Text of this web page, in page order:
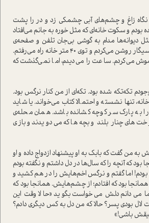
نگاه زاغ و چشم‌های آبی چشمکی زد و در را پشت
و سکوت خانه‌ای که مثل خوره به جانم می‌افتاد
دیوانه‌ها مدام به گوشی بی‌جان تلفن و صفحه‌ی
موبایل نگاه می‌کردم. هی سیگار روشن می‌کردم و توی 40 متر خانه راه می‌رفتم.
می‌کردم. ساعت را می‌دیدم، اما نمی‌گذشت که
وجودم تکه‌تکه شده بود. تکه‌ای از من کنار نرگس بود.
تنها نشسته و احتمالا کتاب می‌خواند. یا شاید
را به پارک سر کوچه کشانده باشد. همان محله‌ی
چنار بلند و بچه‌ها که می‌دویدند و بازی
که 10 سال پیش به من گفت که بابک به او پیشنهاد ازدواج داده و او
که آنچه را که سال‌ها در دل داشتم و نگفته بودم
بودم! اما گفتم و نرگس اخم‌هایش را در هم کشید و
بود که افتادم؛ از چشم‌هایش. همانجا بود که
می‌دانم دلش می‌خواست بگوید «حالا وقت این
بودی پسر؟ حالا که من دل به کس دیگری دادم؟
باشی!»